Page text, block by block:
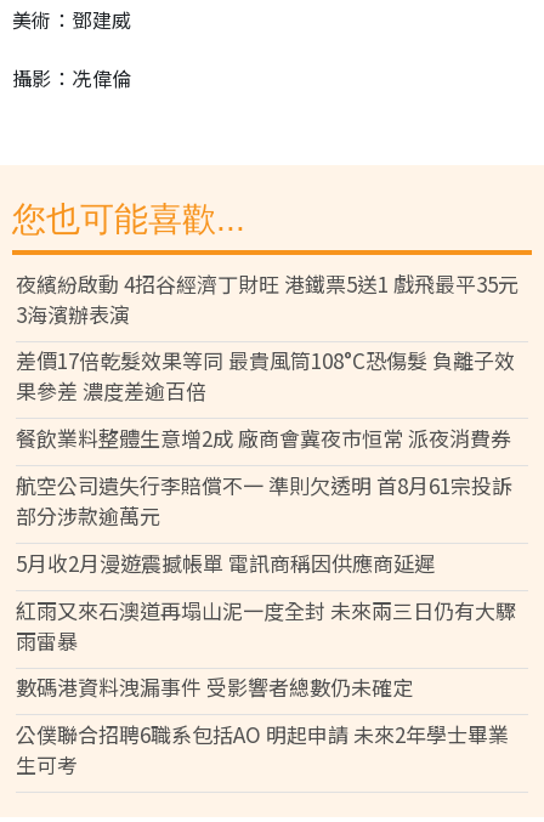
美術：鄧建威
攝影：冼偉倫
您也可能喜歡...
夜繽紛啟動 4招谷經濟丁財旺 港鐵票5送1 戲飛最平35元
3海濱辦表演
差價17倍乾髮效果等同 最貴風筒108°C恐傷髮 負離子效
果參差 濃度差逾百倍
餐飲業料整體生意增2成 廠商會冀夜市恒常 派夜消費券
航空公司遺失行李賠償不一 準則欠透明 首8月61宗投訴
部分涉款逾萬元
5月收2月漫遊震撼帳單 電訊商稱因供應商延遲
紅雨又來石澳道再塌山泥一度全封 未來兩三日仍有大驟
雨雷暴
數碼港資料洩漏事件 受影響者總數仍未確定
公僕聯合招聘6職系包括AO 明起申請 未來2年學士畢業
生可考